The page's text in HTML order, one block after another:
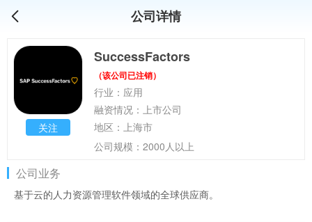
公司详情
关注
SuccessFactors
（该公司已注销）
行业：应用
融资情况：上市公司
地区：上海市
公司规模：2000人以上
公司业务
基于云的人力资源管理软件领域的全球供应商。